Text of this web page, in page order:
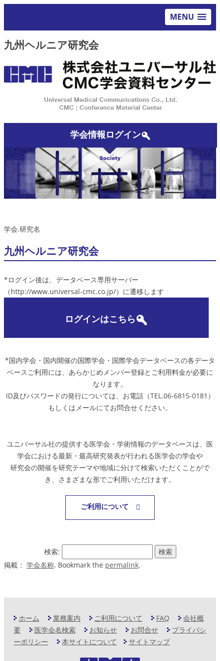
MENU
九州ヘルニア研究会
学会情報ログイン
学会.研究名
九州ヘルニア研究会
*ログイン後は、データベース専用サーバー
（http://www.universal-cmc.co.jp/）に遷移します
ログインはこちら
*国内学会・国内開催の国際学会・国際学会データベースの各データ
ベースご利用には、あらかじめメンバー登録とご利用料金が必要に
なります。
ID及びパスワードの発行については、お電話（TEL.06-6815-0181）
もしくはメールにてお問合せください。
ユニバーサル社の提供する医学会・学術情報のデータベースは、医
学会における最新・最高研究発表が行われる医学会の学会や
研究会の開催を研究テーマや地域に分けて検索いただくことがで
き、さまざまな形でご利用いただけます。
ご利用について
検索:
掲載： 学会名称. Bookmark the permalink.
ホーム 業務案内 ご利用について FAQ
会社概
要
医学会名検索 お知らせ お問合せ
プライバシ
ーポリシー
本サイトについて サイトマップ